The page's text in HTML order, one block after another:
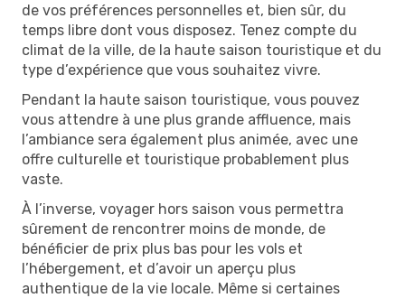
de vos préférences personnelles et, bien sûr, du
temps libre dont vous disposez. Tenez compte du
climat de la ville, de la haute saison touristique et du
type d’expérience que vous souhaitez vivre.
Pendant la haute saison touristique, vous pouvez
vous attendre à une plus grande affluence, mais
l’ambiance sera également plus animée, avec une
offre culturelle et touristique probablement plus
vaste.
À l’inverse, voyager hors saison vous permettra
sûrement de rencontrer moins de monde, de
bénéficier de prix plus bas pour les vols et
l’hébergement, et d’avoir un aperçu plus
authentique de la vie locale. Même si certaines